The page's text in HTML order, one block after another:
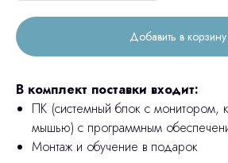
Добавить в корзину
В комплект поставки входит:
ПК (системный блок с монитором,
мышью) с программным
Монтаж и обучение в подарок